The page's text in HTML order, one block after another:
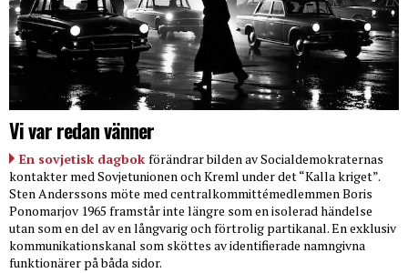
Vi var redan vänner
En sovjetisk dagbok förändrar bilden av Socialdemokraternas
kontakter med Sovjetunionen och Kreml under det “Kalla kriget”.
Sten Anderssons möte med centralkommittémedlemmen Boris
Ponomarjov 1965 framstår inte längre som en isolerad händelse
utan som en del av en långvarig och förtrolig partikanal. En exklusiv
kommunikationskanal som sköttes av identifierade namngivna
funktionärer på båda sidor.